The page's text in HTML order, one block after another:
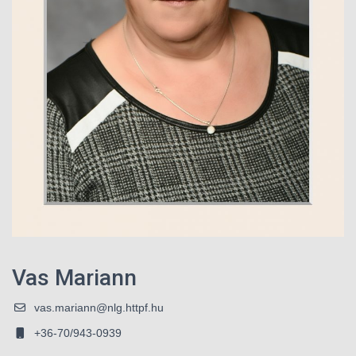
Vas Mariann
vas.mariann@nlg.httpf.hu
+36-70/943-0939